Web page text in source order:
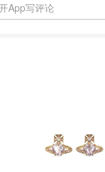
App写评论